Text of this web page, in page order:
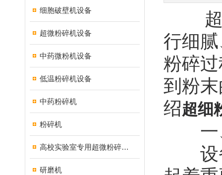
细胞破壁机设备
超微粉碎机设备
中药微粉机设备
低温粉碎机设备
中药粉碎机
粉碎机
高校实验室专用超微粉碎机设备
研磨机
超细
行细
粉碎
到粉
绍超细
一
设备